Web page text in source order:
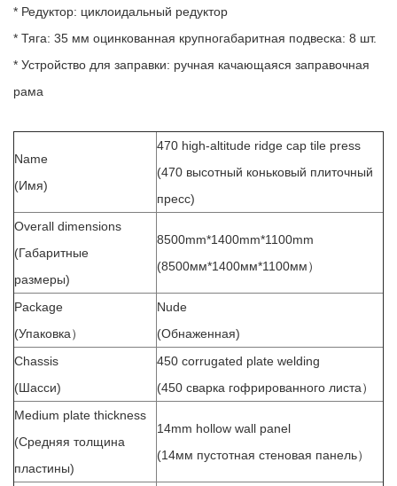
* Редуктор: циклоидальный редуктор
* Тяга: 35 мм оцинкованная крупногабаритная подвеска: 8 шт.
* Устройство для заправки: ручная качающаяся заправочная
рама
Name
(Имя)
470 high-altitude ridge cap tile press
(470 высотный коньковый плиточный
пресс)
Overall dimensions
(Габаритные
размеры)
8500mm*1400mm*1100mm
(8500мм*1400мм*1100мм）
Package
(Упаковка）
Nude
(Обнаженная)
Chassis
(Шасси)
450 corrugated plate welding
(450 сварка гофрированного листа）
Medium plate thickness
(Средняя толщина
пластины)
14mm hollow wall panel
(14мм пустотная стеновая панель）